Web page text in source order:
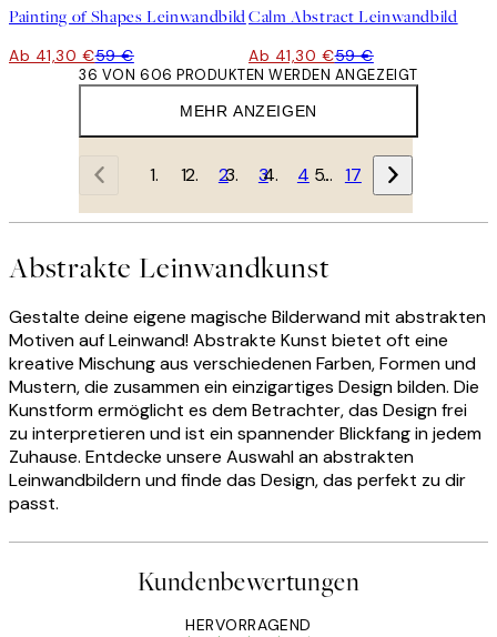
Painting of Shapes Leinwandbild
Ab 41,30 €59 €
Calm Abstract Leinwandbild
Ab 41,30 €59 €
MEHR ANZEIGEN
36 VON 606 PRODUKTEN WERDEN ANGEZEIGT
1 2 3 4 … 17
Abstrakte Leinwandkunst
Gestalte deine eigene magische Bilderwand mit abstrakten
Motiven auf Leinwand! Abstrakte Kunst bietet oft eine
kreative Mischung aus verschiedenen Farben, Formen und
Mustern, die zusammen ein einzigartiges Design bilden. Die
Kunstform ermöglicht es dem Betrachter, das Design frei
zu interpretieren und ist ein spannender Blickfang in jedem
Zuhause. Entdecke unsere Auswahl an abstrakten
Leinwandbildern und finde das Design, das perfekt zu dir
passt.
Kundenbewertungen
HERVORRAGEND